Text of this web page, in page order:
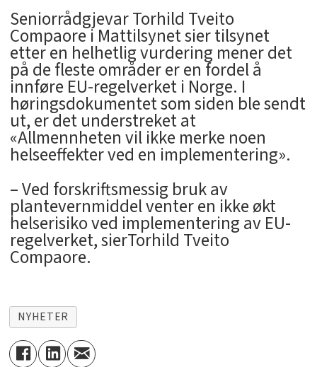
Seniorrådgjevar Torhild Tveito
Compaore i Mattilsynet sier tilsynet
etter en helhetlig vurdering mener det
på de fleste områder er en fordel å
innføre EU-regelverket i Norge. I
høringsdokumentet som siden ble sendt
ut, er det understreket at
«Allmennheten vil ikke merke noen
helseeffekter ved en implementering».
– Ved forskriftsmessig bruk av
plantevernmiddel venter en ikke økt
helserisiko ved implementering av EU-
regelverket, sierTorhild Tveito
Compaore.
NYHETER